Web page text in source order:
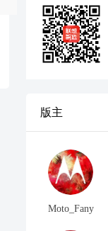
版主
Moto_Fany